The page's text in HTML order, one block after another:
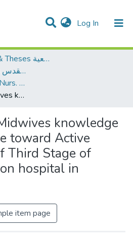
Log In (current)
& Collections
of DSpace
Dissertations & Theses الرسائل الجامعية
AQU Master Theses الرسائل الجامعية الخاصة بجامعة القدس
Mother & Childhood Nurs. تمريض صحة الأم والطفل
Asessment of Midwives knowledge and Compliance toward Active Management of Third Stage of Labour at Hebron hospital in Palestine
knowledge
toward Active
Third Stage of
hospital in
item page